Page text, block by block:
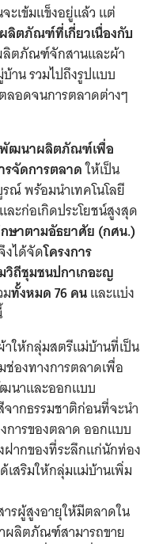
ะเข้มแข็งอยู่แล้ว แต่
ลิตภัณฑ์ที่เกี่ยวเนื่องกับ
ลิตภัณฑ์จักสานและผ้า
าน รวมไปถึงรูปแบบ
ลอดจนการตลาดต่างๆ
รพัฒนาผลิตภัณฑ์เพื่อ
รจัดการตลาดให้เป็น
ณ์ พร้อมนำเทคโนโลยี
ละก่อเกิดประโยชน์สูงสุด
ษาตามอัธยาศัย (กศน.)
งได้จัดโครงการ
วิถีชุมชนปกาเกอะญ
ทั้งหมด 76 คนและแบ่ง
ให้กลุ่มสตรีแม่บ้านที่เป็น
องทางการตลาดเพื่อ
นาและออกแบบ
กธรรมชาติก่อนที่จะนำ
ารของตลาด ออกแบบ
ากของที่ระลึกแก่นักท่อง
เสริมให้กลุ่มแม่บ้านเพิ่ม
ผู้สูงอายุให้มีตลาดใน
ผลิตภัณฑ์สามารถขาย